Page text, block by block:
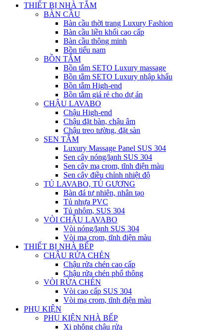
THIẾT BỊ NHÀ TẮM
BÀN CẦU
Bàn cầu thời trang Luxury Fashion
Bàn cầu liền khối cao cấp
Bàn cầu thông minh
Bồn tiểu nam
BỒN TẮM
Bồn tắm SETO Luxury massage
Bồn tắm SETO Luxury nhập khẩu
Bồn tắm High-end
Bồn tắm giá rẻ cho dự án
CHẬU LAVABO
Chậu High-end
Chậu đặt bàn, chậu âm
Chậu treo tường, đặt sàn
SEN TẮM
Luxury Massage Panel SUS 304
Sen cây nóng/lạnh SUS 304
Sen cây mạ crom, tĩnh điện màu
Sen cây điều chỉnh nhiệt độ
TỦ LAVABO, TỦ GƯƠNG
Bàn đá tự nhiên, nhân tạo
Tủ nhựa PVC
Tủ nhôm, SUS 304
VÒI CHẬU LAVABO
Vòi nóng/lạnh SUS 304
Vòi mạ crom, tĩnh điện màu
THIẾT BỊ NHÀ BẾP
CHẬU RỬA CHÉN
Chậu rửa chén cao cấp
Chậu rửa chén phổ thông
VÒI RỬA CHÉN
Vòi cao cấp SUS 304
Vòi mạ crom, tĩnh điện màu
PHỤ KIỆN
PHỤ KIỆN NHÀ BẾP
Xi phông chậu rửa